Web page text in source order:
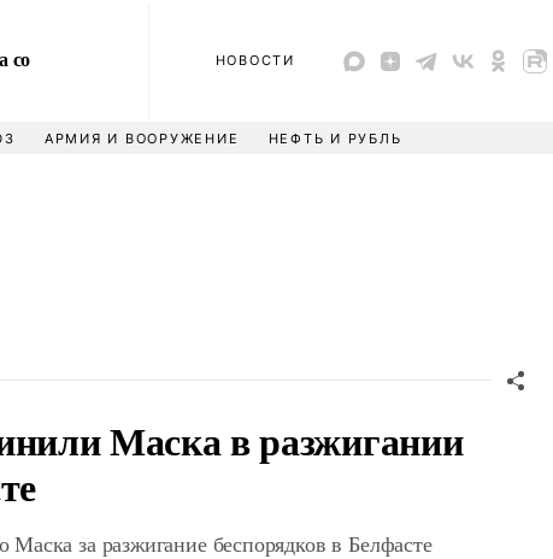
со
НОВОСТИ
АРМИЯ И ВООРУЖЕНИЕ НЕФТЬ И РУБЛЬ
Маска в разжигании
за разжигание беспорядков в Белфасте